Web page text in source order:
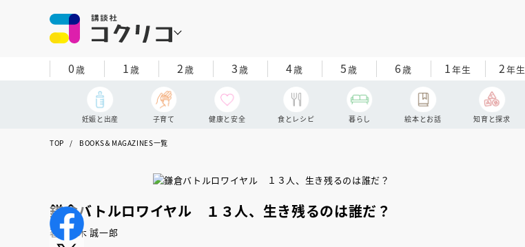
0歳 1歳 2歳 3歳 4歳 5歳 6歳 1年生 2年生
妊娠と出産 子育て 健康と安全 食とレシピ 暮らし 絵本とお話 知育と探求
TOP BOOKS＆MAGAZINES一覧
鎌倉バトルロワイヤル １３人、生き残るのは誰だ？
著：楠木 誠一郎